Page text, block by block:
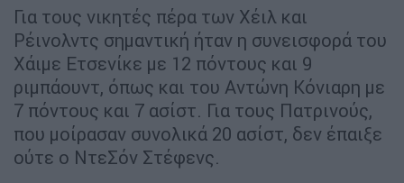
Για τους νικητές πέρα των Χέιλ και
Ρέινολντς σημαντική ήταν η συνεισφορά του
Χάιμε Ετσενίκε με 12 πόντους και 9
ριμπάουντ, όπως και του Αντώνη Κόνιαρη με
7 πόντους και 7 ασίστ. Για τους Πατρινούς,
που μοίρασαν συνολικά 20 ασίστ, δεν έπαιξε
ούτε ο ΝτεΣόν Στέφενς.